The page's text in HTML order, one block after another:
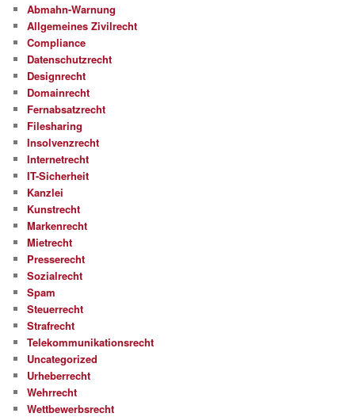
Abmahn-Warnung
Allgemeines Zivilrecht
Compliance
Datenschutzrecht
Designrecht
Domainrecht
Fernabsatzrecht
Filesharing
Insolvenzrecht
Internetrecht
IT-Sicherheit
Kanzlei
Kunstrecht
Markenrecht
Mietrecht
Presserecht
Sozialrecht
Spam
Steuerrecht
Strafrecht
Telekommunikationsrecht
Uncategorized
Urheberrecht
Wehrrecht
Wettbewerbsrecht